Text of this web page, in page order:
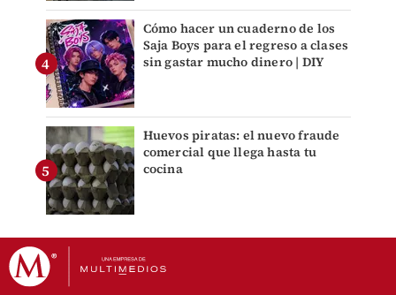
Cómo hacer un cuaderno de los
Saja Boys para el regreso a clases
sin gastar mucho dinero | DIY
Huevos piratas: el nuevo fraude
comercial que llega hasta tu
cocina